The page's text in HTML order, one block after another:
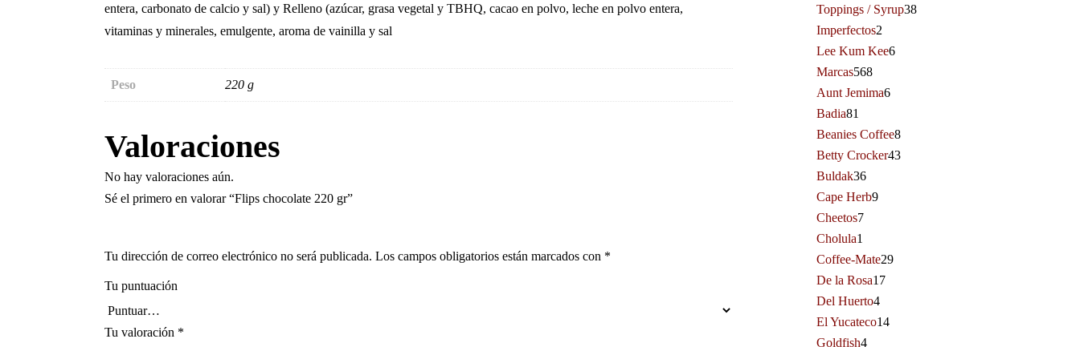
entera, carbonato de calcio y sal) y Relleno (azúcar, grasa vegetal y TBHQ, cacao en polvo, leche en polvo entera,
vitaminas y minerales, emulgente, aroma de vainilla y sal
Peso 220 g
Valoraciones
No hay valoraciones aún.
Sé el primero en valorar “Flips chocolate 220 gr”
Tu dirección de correo electrónico no será publicada. Los campos obligatorios están marcados con *
Tu puntuación
Tu valoración *
Toppings / Syrup38
Imperfectos2
Lee Kum Kee6
Marcas568
Aunt Jemima6
Badia81
Beanies Coffee8
Betty Crocker43
Buldak36
Cape Herb9
Cheetos7
Cholula1
Coffee-Mate29
De la Rosa17
Del Huerto4
El Yucateco14
Goldfish4